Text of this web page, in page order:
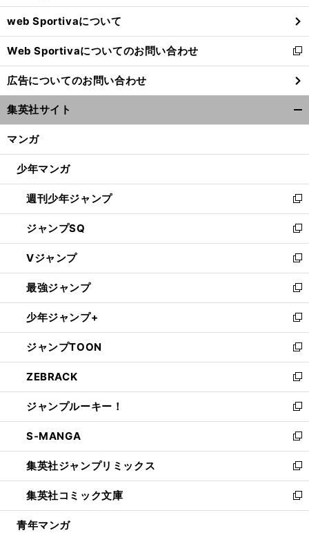
ウ
で
開
く
web Sportivaについて
Web Sportivaについてのお問い合わせ
新
し
い
ウ
ィ
ン
ウ
開
く
広告についてのお問い合わせ
集英社サイト
マンガ
少年マンガ
週刊少年ジャンプ
新
し
い
ウ
ィ
ン
ド
ウ
で
開
く
ジャンプSQ
新
し
い
ウ
ィ
ン
ド
ウ
で
開
く
Vジャンプ
新
し
い
ウ
ィ
ン
ド
ウ
で
開
く
最強ジャンプ
新
し
い
ウ
ィ
ン
ド
ウ
で
開
く
少年ジャンプ+
新
し
い
ウ
ィ
ン
ド
ウ
で
開
く
ジャンプTOON
新
し
い
ウ
ィ
ン
ド
ウ
で
開
く
ZEBRACK
新
し
い
ウ
ィ
ン
ド
ウ
で
開
ジャンプルーキー！
新
し
い
ウ
ィ
ン
ド
ウ
S-MANGA
新
し
い
ウ
ィ
ン
集英社ジャンプリミックス
新
し
い
ウ
集英社コミック文庫
新
し
青年マンガ